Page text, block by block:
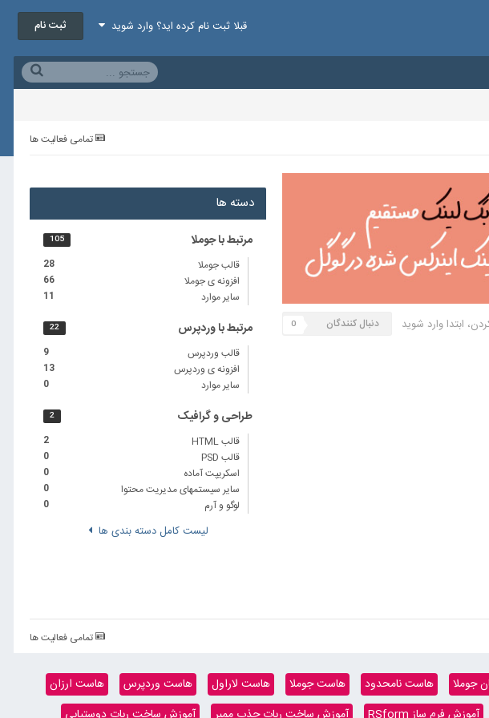
قبلا ثبت نام کرده اید؟ وارد شوید ثبت نام
تمامی فعالیت ها
ابتدا وارد شوید دنبال کنندگان 0
دسته ها
105 مرتبط با جوملا
28 قالب جوملا
66 افزونه ی جوملا
11 سایر موارد
22 مرتبط با وردپرس
9 قالب وردپرس
13 افزونه ی وردپرس
0 سایر موارد
2 طراحی و گرافیک
2 قالب HTML
0 قالب PSD
0 اسکریپت آماده
0 سایر سیستمهای مدیریت محتوا
0 لوگو و آرم
لیست کامل دسته بندی ها
تمامی فعالیت ها
جوملا هاست نامحدود هاست جوملا هاست لاراول هاست وردپرس
هاست ارزان